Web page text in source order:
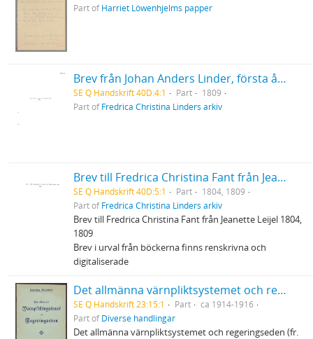
Part ofHarriet Löwenhjelms papper
Brev från Johan Anders Linder, första årgången
SE Q Handskrift 40D:4:1 Part
1809
Part ofFredrica Christina Linders arkiv
Brev till Fredrica Christina Fant från Jeanette Leijel
SE Q Handskrift 40D:5:1 Part
1804, 1809
Part ofFredrica Christina Linders arkiv
Brev till Fredrica Christina Fant från Jeanette Leijel 1804,
1809
Brev i urval från böckerna finns renskrivna och
digitaliserade
Det allmänna värnpliktsystemet och regeringseden m.m.
SE Q Handskrift 23:15:1 Part
ca 1914-1916
Part ofDiverse handlingar
Det allmänna värnpliktsystemet och regeringseden (fr.